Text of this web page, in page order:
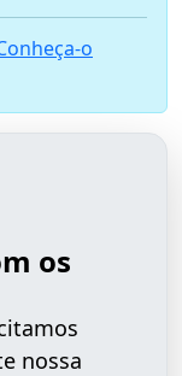
o
os
nossa